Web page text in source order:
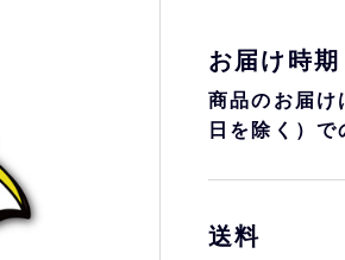
キーホルダー
オリ姫におすすめ
お届け時期
商品のお届
日を除く）で
送料